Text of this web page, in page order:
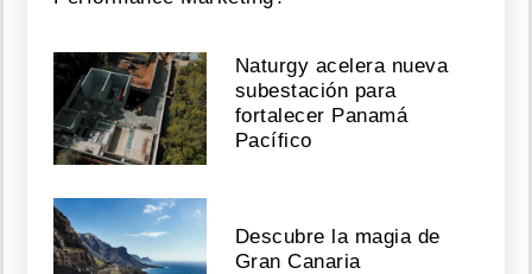
Naturgy acelera nueva
subestación para
fortalecer Panamá
Pacífico
Descubre la magia de
Gran Canaria